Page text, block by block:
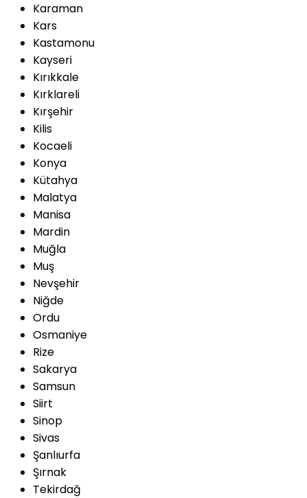
Karaman
Kars
Kastamonu
Kayseri
Kırıkkale
Kırklareli
Kırşehir
Kilis
Kocaeli
Konya
Kütahya
Malatya
Manisa
Mardin
Muğla
Muş
Nevşehir
Niğde
Ordu
Osmaniye
Rize
Sakarya
Samsun
Siirt
Sinop
Sivas
Şanlıurfa
Şırnak
Tekirdağ